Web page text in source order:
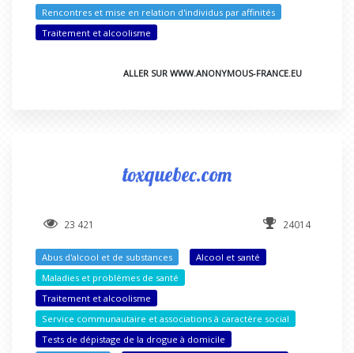
Rencontres et mise en relation d'individus par affinités
Traitement et alcoolisme
ALLER SUR WWW.ANONYMOUS-FRANCE.EU
toxquebec.com
23 421 24014
Abus d'alcool et de substances
Alcool et santé
Maladies et problèmes de santé
Traitement et alcoolisme
Service communautaire et associations à caractère social
Tests de dépistage de la drogue à domicile